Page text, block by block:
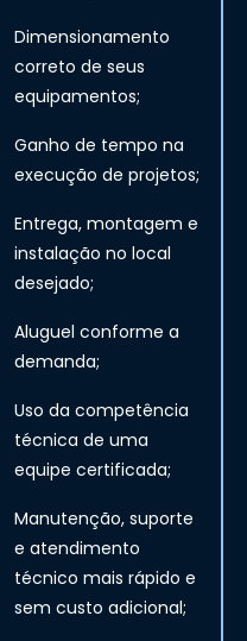
Dimensionamento
correto de seus
equipamentos;
Ganho de tempo na
execução de projetos;
Entrega, montagem e
instalação no local
desejado;
Aluguel conforme a
demanda;
Uso da competência
técnica de uma
equipe certificada;
Manutenção, suporte
e atendimento
técnico mais rápido e
sem custo adicional;